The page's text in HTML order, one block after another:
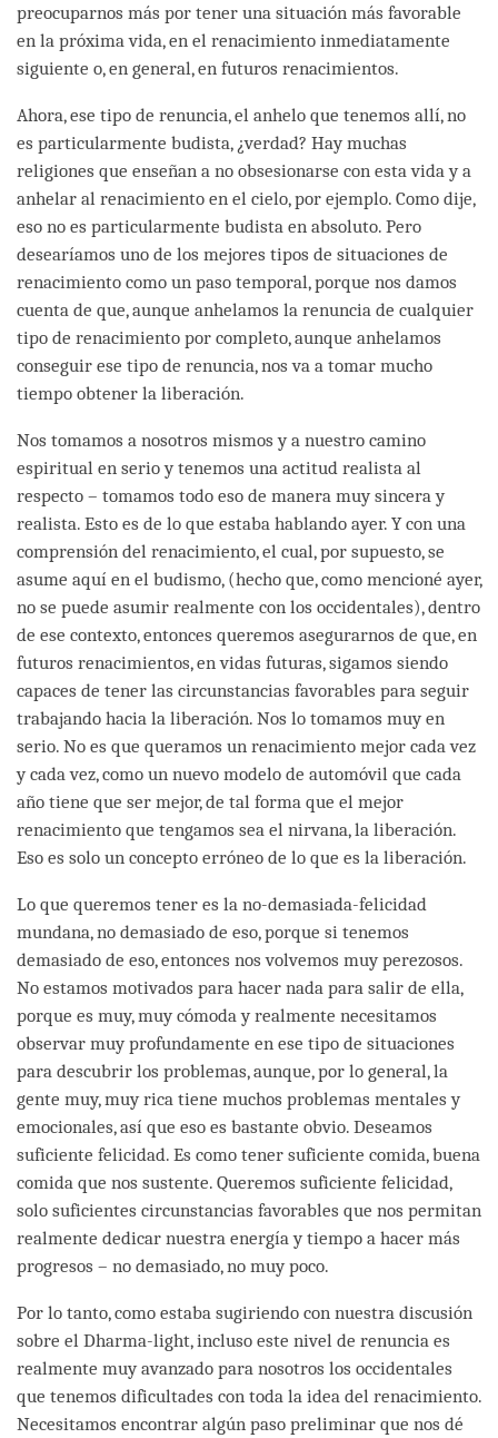
preocuparnos más por tener una situación más favorable
en la próxima vida, en el renacimiento inmediatamente
siguiente o, en general, en futuros renacimientos.
Ahora, ese tipo de renuncia, el anhelo que tenemos allí, no
es particularmente budista, ¿verdad? Hay muchas
religiones que enseñan a no obsesionarse con esta vida y a
anhelar al renacimiento en el cielo, por ejemplo. Como dije,
eso no es particularmente budista en absoluto. Pero
desearíamos uno de los mejores tipos de situaciones de
renacimiento como un paso temporal, porque nos damos
cuenta de que, aunque anhelamos la renuncia de cualquier
tipo de renacimiento por completo, aunque anhelamos
conseguir ese tipo de renuncia, nos va a tomar mucho
tiempo obtener la liberación.
Nos tomamos a nosotros mismos y a nuestro camino
espiritual en serio y tenemos una actitud realista al
respecto – tomamos todo eso de manera muy sincera y
realista. Esto es de lo que estaba hablando ayer. Y con una
comprensión del renacimiento, el cual, por supuesto, se
asume aquí en el budismo, (hecho que, como mencioné ayer,
no se puede asumir realmente con los occidentales), dentro
de ese contexto, entonces queremos asegurarnos de que, en
futuros renacimientos, en vidas futuras, sigamos siendo
capaces de tener las circunstancias favorables para seguir
trabajando hacia la liberación. Nos lo tomamos muy en
serio. No es que queramos un renacimiento mejor cada vez
y cada vez, como un nuevo modelo de automóvil que cada
año tiene que ser mejor, de tal forma que el mejor
renacimiento que tengamos sea el nirvana, la liberación.
Eso es solo un concepto erróneo de lo que es la liberación.
Lo que queremos tener es la no-demasiada-felicidad
mundana, no demasiado de eso, porque si tenemos
demasiado de eso, entonces nos volvemos muy perezosos.
No estamos motivados para hacer nada para salir de ella,
porque es muy, muy cómoda y realmente necesitamos
observar muy profundamente en ese tipo de situaciones
para descubrir los problemas, aunque, por lo general, la
gente muy, muy rica tiene muchos problemas mentales y
emocionales, así que eso es bastante obvio. Deseamos
suficiente felicidad. Es como tener suficiente comida, buena
comida que nos sustente. Queremos suficiente felicidad,
solo suficientes circunstancias favorables que nos permitan
realmente dedicar nuestra energía y tiempo a hacer más
progresos – no demasiado, no muy poco.
Por lo tanto, como estaba sugiriendo con nuestra discusión
sobre el Dharma-light, incluso este nivel de renuncia es
realmente muy avanzado para nosotros los occidentales
que tenemos dificultades con toda la idea del renacimiento.
Necesitamos encontrar algún paso preliminar que nos dé